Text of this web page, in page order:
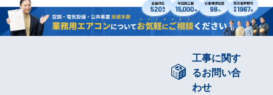
工事に関す
るお問い合
わせ